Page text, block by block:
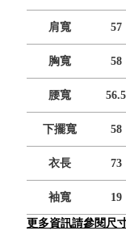
肩寬 57
胸寬 58
腰寬 56.5
下擺寬 58
衣長 73
袖寬 19
更多資訊請參閱尺